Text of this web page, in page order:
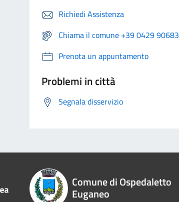
Richiedi Assistenza
Chiama il comune +39 0429 90683
Prenota un appuntamento
Problemi in città
Segnala disservizio
Comune di Ospedaletto
Euganeo